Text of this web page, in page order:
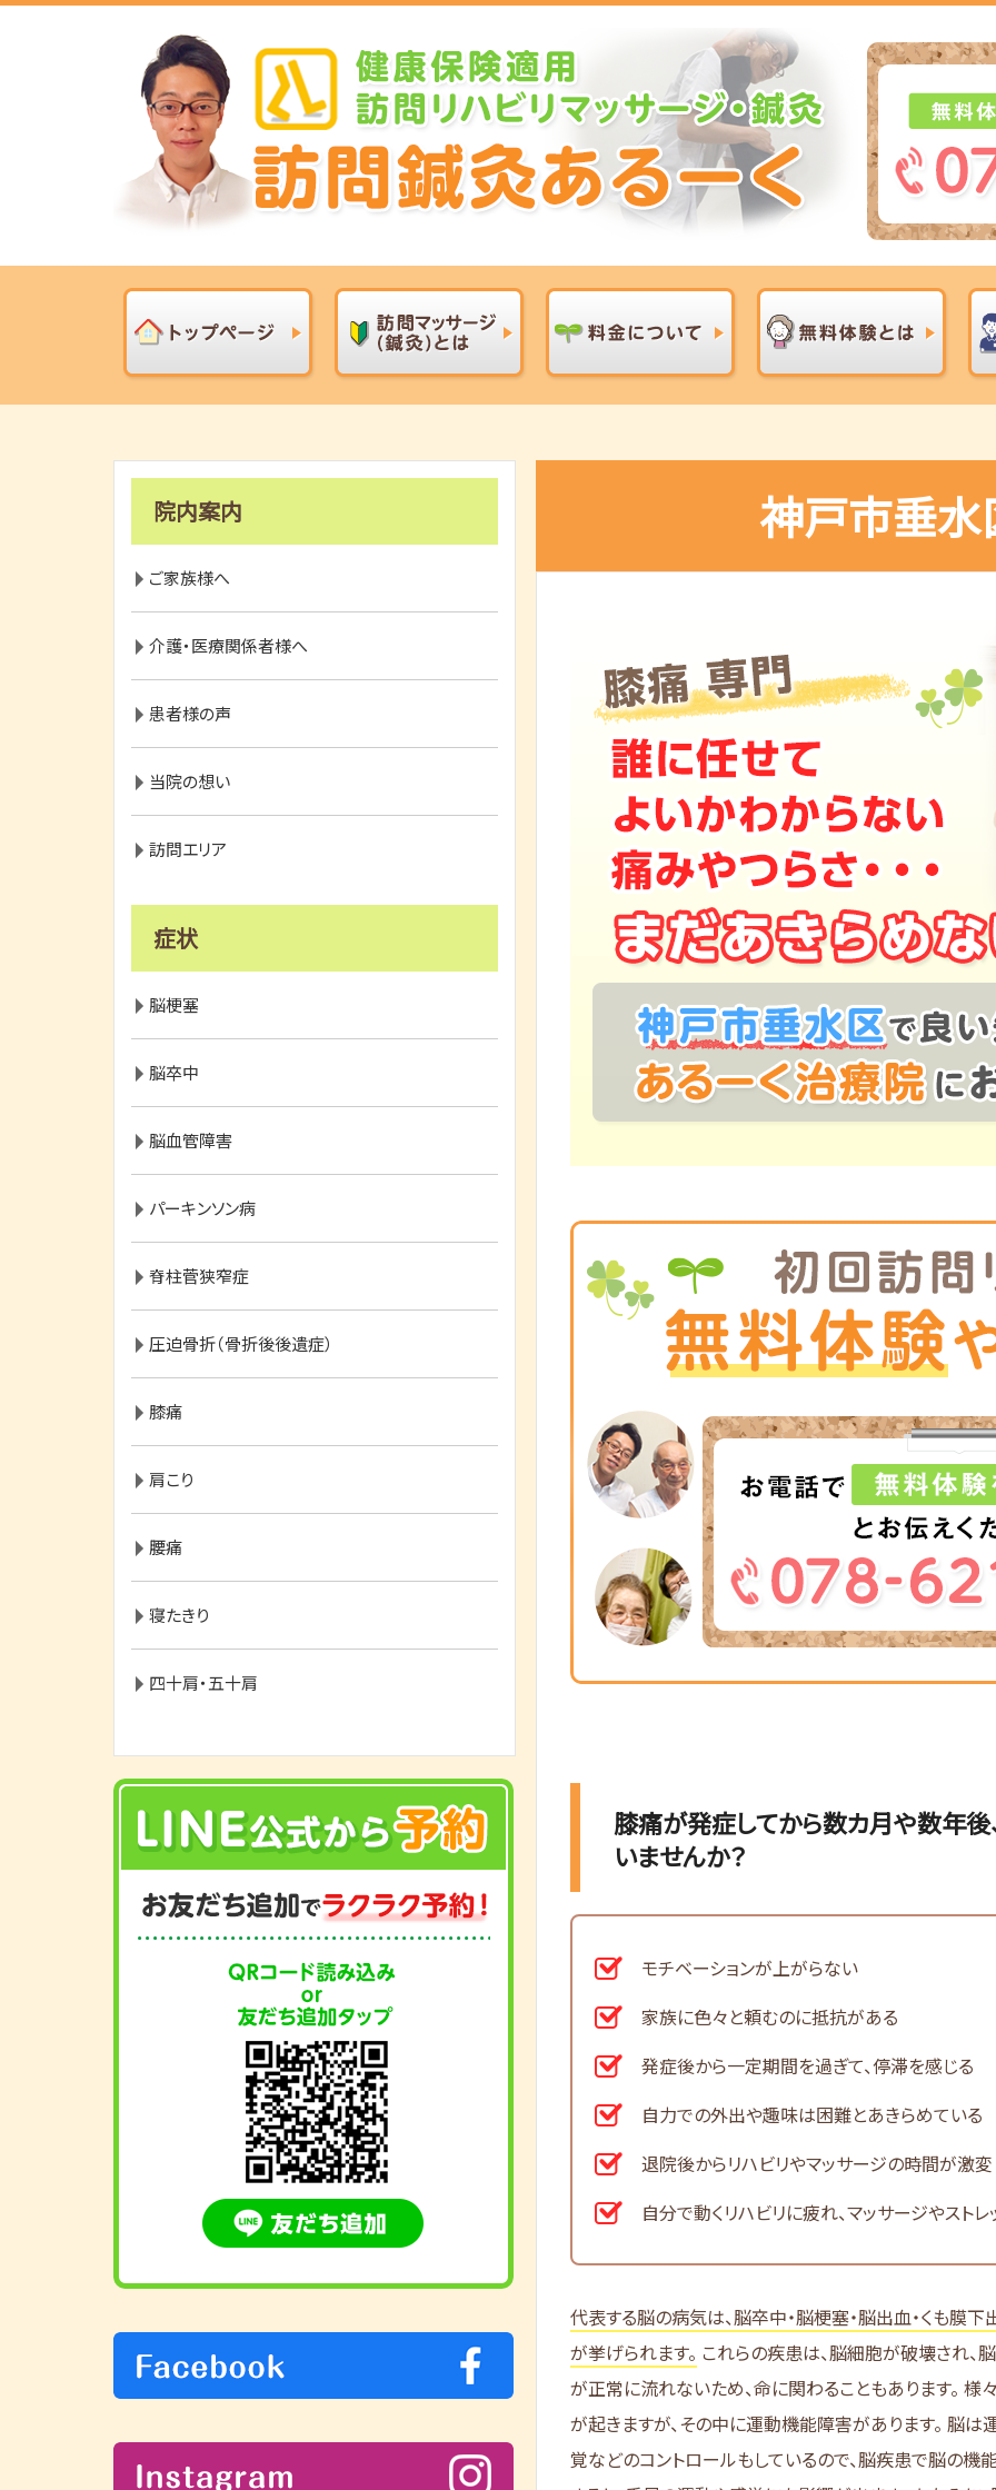
神戸市垂
膝痛が発症してから数カ月や数年後
いませんか？
モチベーションが上がらない
家族に色々と頼むのに抵抗がある
発症後から一定期間を過ぎて、停滞を感じる
自力での外出や趣味は困難とあきらめている
退院後からリハビリやマッサージの時間が激変
自分で動くリハビリに疲れ、マッサージやスト
代表する脳の病気は、脳卒中・脳梗塞・脳出血・くも膜
が挙げられます。 これらの疾患は、脳細胞が破壊され、
が正常に流れないため、命に関わることもあります。 様
が起きますが、その中に運動機能障害があります。 脳は
覚などのコントロールもしているので、脳疾患で脳の機
院内案内
ご家族様へ
介護・医療関係者様へ
患者様の声
当院の想い
訪問エリア
症状
脳梗塞
脳卒中
脳血管障害
パーキンソン病
脊柱菅狭窄症
圧迫骨折（骨折後後遺症）
膝痛
肩こり
腰痛
寝たきり
四十肩・五十肩